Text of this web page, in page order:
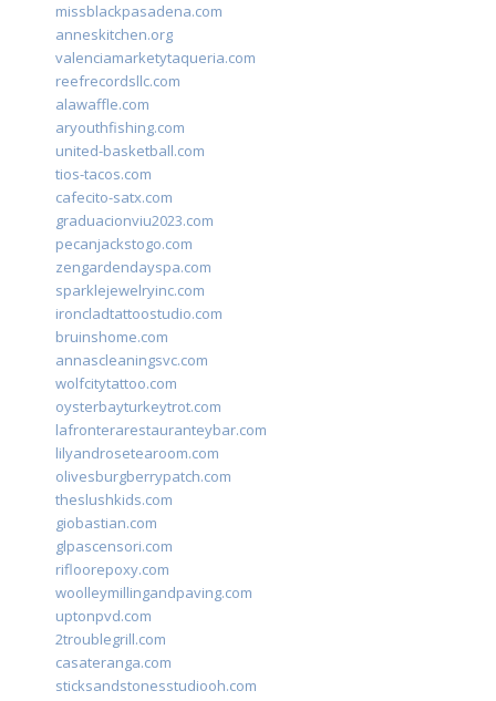
missblackpasadena.com
anneskitchen.org
valenciamarketytaqueria.com
reefrecordsllc.com
alawaffle.com
aryouthfishing.com
united-basketball.com
tios-tacos.com
cafecito-satx.com
graduacionviu2023.com
pecanjackstogo.com
zengardendayspa.com
sparklejewelryinc.com
ironcladtattoostudio.com
bruinshome.com
annascleaningsvc.com
wolfcitytattoo.com
oysterbayturkeytrot.com
lafronterarestauranteybar.com
lilyandrosetearoom.com
olivesburgberrypatch.com
theslushkids.com
giobastian.com
glpascensori.com
rifloorepoxy.com
woolleymillingandpaving.com
uptonpvd.com
2troublegrill.com
casateranga.com
sticksandstonesstudiooh.com